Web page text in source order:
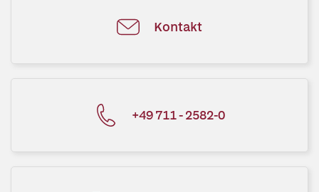
Kontakt
+49 711 - 2582-0